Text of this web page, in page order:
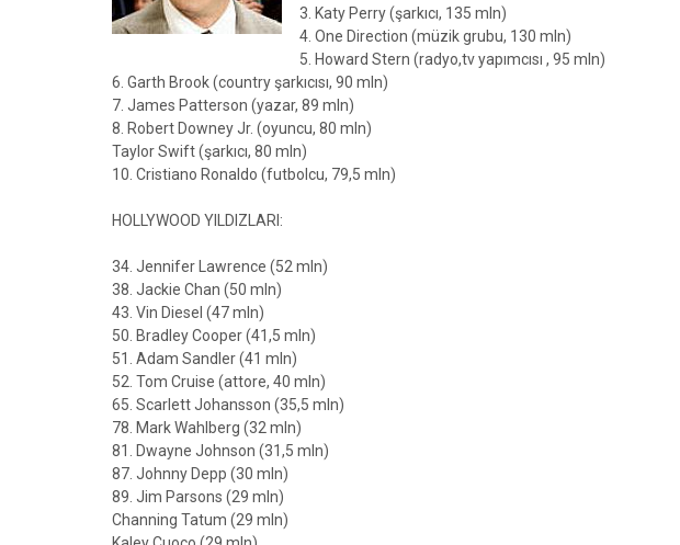
3. Katy Perry (şarkıcı, 135 mln)
4. One Direction (müzik grubu, 130 mln)
5. Howard Stern (radyo,tv yapımcısı , 95 mln)
6. Garth Brook (country şarkıcısı, 90 mln)
7. James Patterson (yazar, 89 mln)
8. Robert Downey Jr. (oyuncu, 80 mln)
Taylor Swift (şarkıcı, 80 mln)
10. Cristiano Ronaldo (futbolcu, 79,5 mln)
HOLLYWOOD YILDIZLARI:
34. Jennifer Lawrence (52 mln)
38. Jackie Chan (50 mln)
43. Vin Diesel (47 mln)
50. Bradley Cooper (41,5 mln)
51. Adam Sandler (41 mln)
52. Tom Cruise (attore, 40 mln)
65. Scarlett Johansson (35,5 mln)
78. Mark Wahlberg (32 mln)
81. Dwayne Johnson (31,5 mln)
87. Johnny Depp (30 mln)
89. Jim Parsons (29 mln)
Channing Tatum (29 mln)